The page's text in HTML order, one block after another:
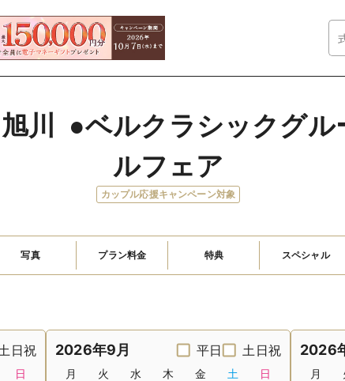
川  ●ベルクラシックグ
ルフェア
カップル応援キャンペーン対象
写真 プラン料金 特典 スペシャル
日祝
日
2026年9月 平日 土日祝
月 火 水 木 金 土 日
2026
月